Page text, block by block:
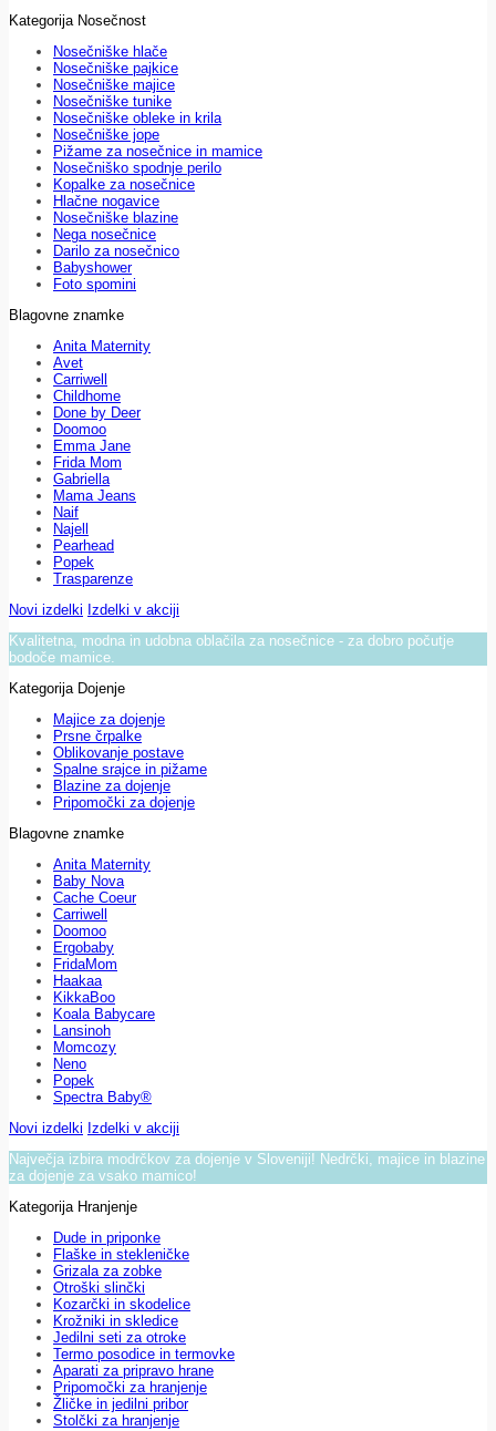
Kategorija Nosečnost
Nosečniške hlače
Nosečniške pajkice
Nosečniške majice
Nosečniške tunike
Nosečniške obleke in krila
Nosečniške jope
Pižame za nosečnice in mamice
Nosečniško spodnje perilo
Kopalke za nosečnice
Hlačne nogavice
Nosečniške blazine
Nega nosečnice
Darilo za nosečnico
Babyshower
Foto spomini
Blagovne znamke
Anita Maternity
Avet
Carriwell
Childhome
Done by Deer
Doomoo
Emma Jane
Frida Mom
Gabriella
Mama Jeans
Naif
Najell
Pearhead
Popek
Trasparenze
Novi izdelki Izdelki v akciji
Kvalitetna, modna in udobna oblačila za nosečnice - za dobro počutje
bodoče mamice.
Kategorija Dojenje
Majice za dojenje
Prsne črpalke
Oblikovanje postave
Spalne srajce in pižame
Blazine za dojenje
Pripomočki za dojenje
Blagovne znamke
Anita Maternity
Baby Nova
Cache Coeur
Carriwell
Doomoo
Ergobaby
FridaMom
Haakaa
KikkaBoo
Koala Babycare
Lansinoh
Momcozy
Neno
Popek
Spectra Baby®
Novi izdelki Izdelki v akciji
Največja izbira modrčkov za dojenje v Sloveniji! Nedrčki, majice in blazine
za dojenje za vsako mamico!
Kategorija Hranjenje
Dude in priponke
Flaške in stekleničke
Grizala za zobke
Otroški slinčki
Kozarčki in skodelice
Krožniki in skledice
Jedilni seti za otroke
Termo posodice in termovke
Aparati za pripravo hrane
Pripomočki za hranjenje
Žličke in jedilni pribor
Stolčki za hranjenje